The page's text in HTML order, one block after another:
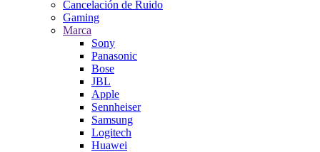
Cancelación de Ruido
Gaming
Marca
Sony
Panasonic
Bose
JBL
Apple
Sennheiser
Samsung
Logitech
Huawei